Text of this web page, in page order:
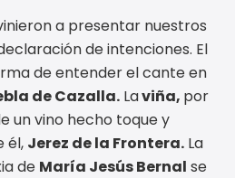
a presentar nuestros
de intenciones. El
de entender el cante en
de Cazalla. Laviña, por
un vino hecho toque y
él, Jerez de la Frontera. La
de María Jesús Bernal se